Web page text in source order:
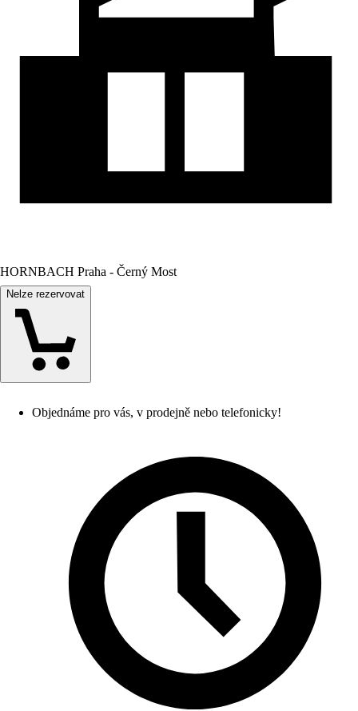
HORNBACH Praha - Černý Most
Nelze rezervovat
Objednáme pro vás, v prodejně nebo telefonicky!